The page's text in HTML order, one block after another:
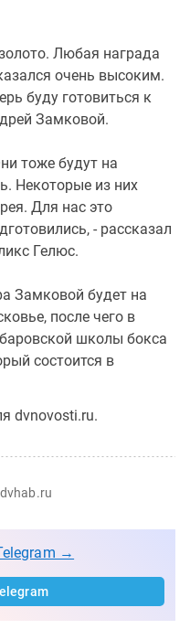
Любая награда
очень высоким.
буду готовиться к
Замковой.
тоже будут на
Некоторые из них
Для нас это
- рассказал
Гелюс.
Замковой будет на
после чего в
школы бокса
состоится в
dvnovosti.ru.
→